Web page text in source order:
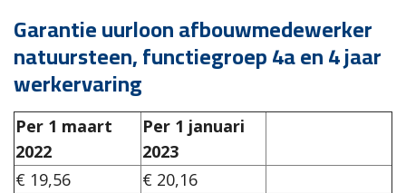
Garantie uurloon afbouwmedewerker
natuursteen, functiegroep 4a en 4 jaar
werkervaring
Per 1 maart
2022
Per 1 januari
2023
€ 19,56
€ 20,16